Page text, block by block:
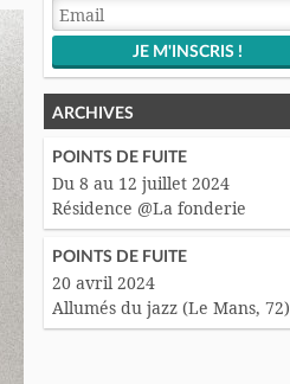
ARCHIVES
POINTS DE FUITE
Du 8 au 12 juillet 2024
Résidence @La fonderie
POINTS DE FUITE
20 avril 2024
Allumés du jazz (Le Mans, 72)